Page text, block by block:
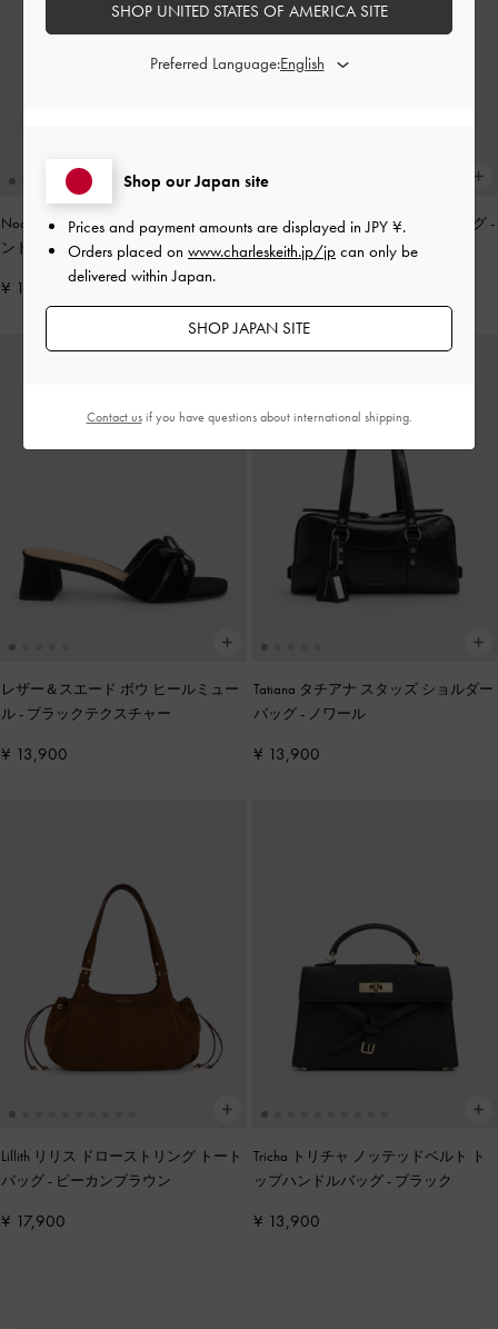
Noane ノアン イーロンゲイティドハ
ンドルショルダーバッグ -ワインベリ
¥ 13,900
Zephy ゼフィ タッセル トートバッグ-
ブラック
レザー＆スエード ボウ ヒールミュー
ル- ブラックテクスチャー
¥ 13,900
Tatiana タチアナ スタッズ ショルダー
バッグ- ノワール
¥ 13,900
Lillith リリス ドローストリング トート
バッグ- ピーカンブラウン
¥ 17,900
Tricha トリチャ ノッテッドベルト ト
ップハンドルバッグ- ブラック
¥ 13,900
Shop our Japan site
Prices and payment amounts are displayed inJPY ¥.
Orders placed on www.charleskeith.jp/jp can only be
delivered within Japan.
SHOP JAPAN SITE
SHOP UNITED STATES OF AMERICA SITE
Preferred Language:
Contact usif you have questions about international shipping.